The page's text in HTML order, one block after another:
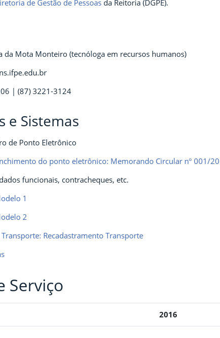
de Gestão de Pessoas da Reitoria (DGPE).
da Mota Monteiro (tecnóloga em recursos humanos)
| (87) 3221-3124
e Sistemas
de Ponto Eletrônico
do ponto eletrônico: Memorando Circular nº 001/
funcionais, contracheques, etc.
1
2
Recadastramento Transporte
Serviço
2016